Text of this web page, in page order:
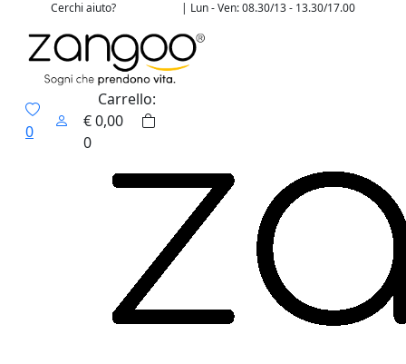
Cerchi aiuto? | Lun - Ven: 08.30/13 - 13.30/17.00
0
Carrello:
€0,00
0